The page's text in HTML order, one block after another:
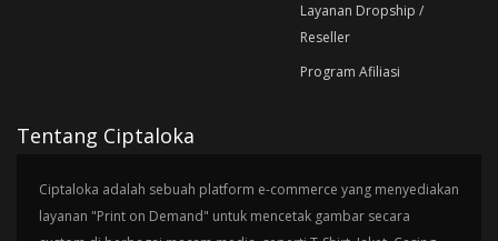
Layanan Dropship /
Reseller
Program Afiliasi
Tentang Ciptaloka
Ciptaloka adalah sebuah platform e-commerce yang menyediakan
layanan "Print on Demand" untuk mencetak gambar secara